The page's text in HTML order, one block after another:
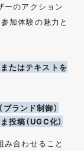
ーのアクション
加体験の魅力と
たはテキストを
ランド制御）
稿（UGC化）
み合わせること